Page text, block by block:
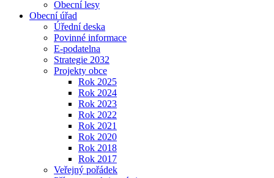
Obecní lesy
Obecní úřad
Úřední deska
Povinné informace
E-podatelna
Strategie 2032
Projekty obce
Rok 2025
Rok 2024
Rok 2023
Rok 2022
Rok 2021
Rok 2020
Rok 2018
Rok 2017
Veřejný pořádek